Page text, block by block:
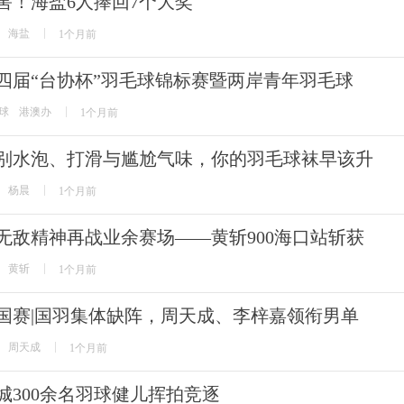
海盐 1个月前
届“台协杯”羽毛球锦标赛暨两岸青年羽毛球
港澳办 1个月前
水泡、打滑与尴尬气味，你的羽毛球袜早该升
杨晨 1个月前
敌精神再战业余赛场——黄斩900海口站斩获
黄斩 1个月前
赛|国羽集体缺阵，周天成、李梓嘉领衔男单
周天成 1个月前
300余名羽球健儿挥拍竞逐